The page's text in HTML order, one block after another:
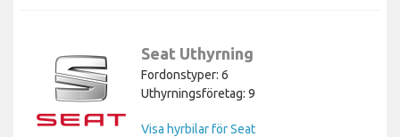
Seat Uthyrning
Fordonstyper: 6
Uthyrningsföretag: 9
Visa hyrbilar för Seat